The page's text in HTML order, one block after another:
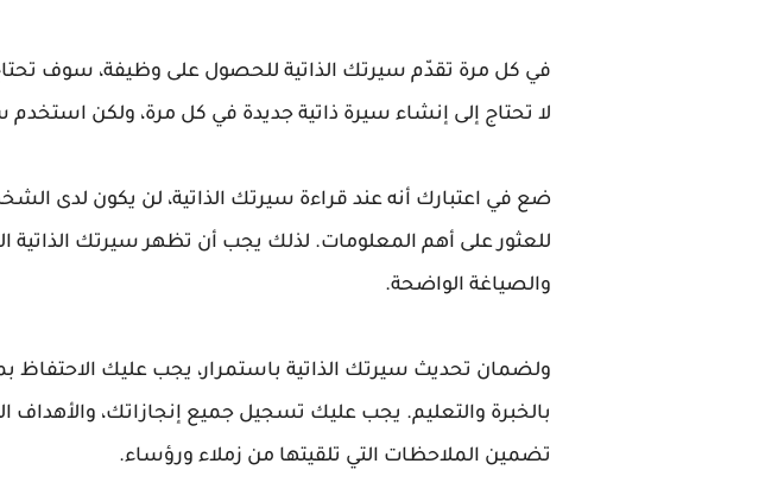
في كل مرة تقدّم سيرتك الذاتية للحصول على وظيفة، سوف
لا تحتاج إلى إنشاء سيرة ذاتية جديدة في كل مرة، ولكن
ضع في اعتبارك أنه عند قراءة سيرتك الذاتية، لن يكون لدى
للعثور على أهم المعلومات. لذلك يجب أن تظهر سيرتك الذاتية
والصياغة الواضحة.
ولضمان تحديث سيرتك الذاتية باستمرار، يجب عليك
بالخبرة والتعليم. يجب عليك تسجيل جميع إنجازاتك، والأهداف
تضمين الملاحظات التي تلقيتها من زملاء ورؤساء.